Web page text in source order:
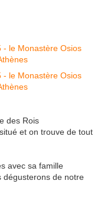
des Rois
et on trouve de tout
avec sa famille
dégusterons de notre